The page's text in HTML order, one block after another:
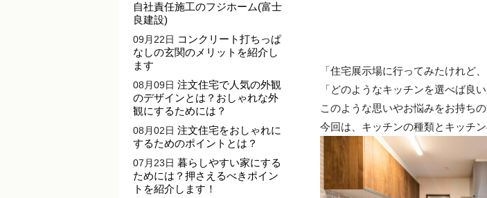
「住宅展示場に行ってみたけれど
「どのようなキッチンを選べば良
このような思いやお悩みをお持ち
今回は、キッチンの種類とキッチ
自社責任施工のフジホーム(富士
良建設)
09月22日 コンクリート打ちっぱ
なしの玄関のメリットを紹介し
ます
08月09日 注文住宅で人気の外観
のデザインとは？おしゃれな外
観にするためには？
08月02日 注文住宅をおしゃれに
するためのポイントとは？
07月23日 暮らしやすい家にする
ためには？押さえるべきポイン
トを紹介します！